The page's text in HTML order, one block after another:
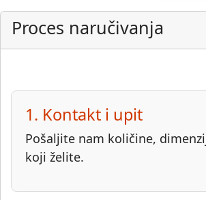
Proces naručivanja
1. Kontakt i upit
Pošaljite nam količine,
koji želite.